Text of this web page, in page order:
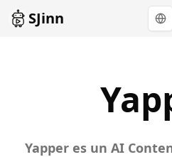
SJinn
Yapper es un AI